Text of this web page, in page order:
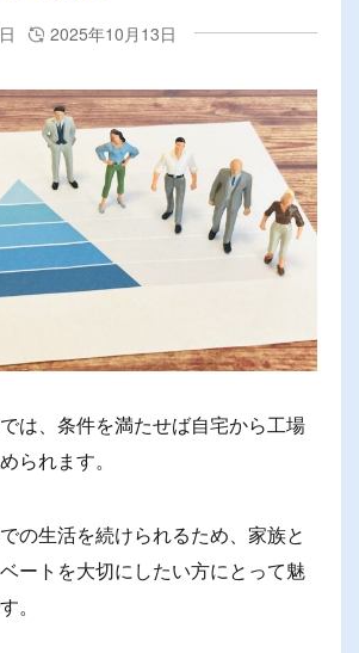
2025年10月13日
は、条件を満たせば自宅から工場
られます。
の生活を続けられるため、家族と
ートを大切にしたい方にとって魅
。